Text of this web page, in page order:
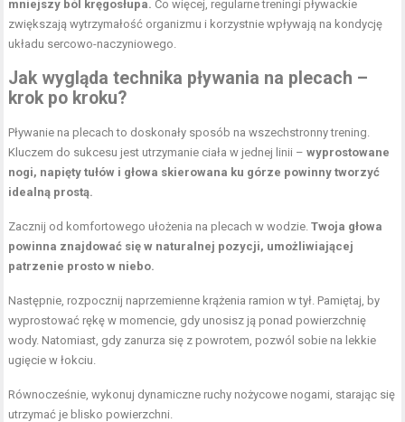
mniejszy ból kręgosłupa. Co więcej, regularne treningi pływackie
zwiększają wytrzymałość organizmu i korzystnie wpływają na kondycję
układu sercowo-naczyniowego.
Jak wygląda technika pływania na plecach –
krok po kroku?
Pływanie na plecach to doskonały sposób na wszechstronny trening.
Kluczem do sukcesu jest utrzymanie ciała w jednej linii –wyprostowane
nogi, napięty tułów i głowa skierowana ku górze powinny tworzyć
idealną prostą.
Zacznij od komfortowego ułożenia na plecach w wodzie.Twoja głowa
powinna znajdować się w naturalnej pozycji, umożliwiającej
patrzenie prosto w niebo.
Następnie, rozpocznij naprzemienne krążenia ramion w tył. Pamiętaj, by
wyprostować rękę w momencie, gdy unosisz ją ponad powierzchnię
wody. Natomiast, gdy zanurza się z powrotem, pozwól sobie na lekkie
ugięcie w łokciu.
Równocześnie, wykonuj dynamiczne ruchy nożycowe nogami, starając się
utrzymać je blisko powierzchni.